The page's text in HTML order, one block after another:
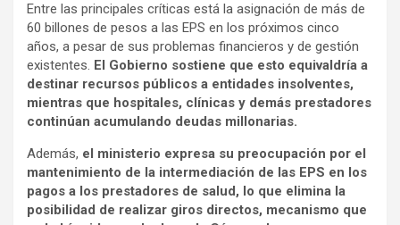
Entre las principales críticas está la asignación de más de
60 billones de pesos a las EPS en los próximos cinco
años, a pesar de sus problemas financieros y de gestión
existentes. El Gobierno sostiene que esto equivaldría a
destinar recursos públicos a entidades insolventes,
mientras que hospitales, clínicas y demás prestadores
continúan acumulando deudas millonarias.
Además, el ministerio expresa su preocupación por el
mantenimiento de la intermediación de las EPS en los
pagos a los prestadores de salud, lo que elimina la
posibilidad de realizar giros directos, mecanismo que